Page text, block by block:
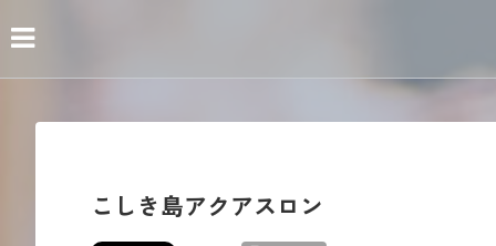
こしき島アクアスロン